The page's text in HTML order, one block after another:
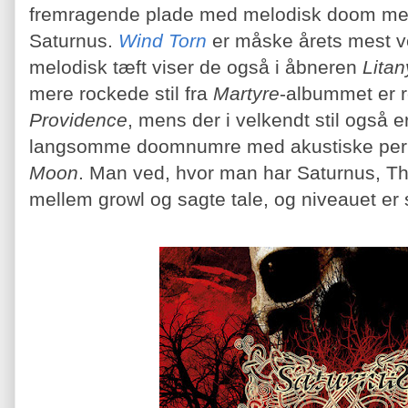
fremragende plade med melodisk doom
Saturnus. Wind Torn er måske årets mest
melodisk tæft viser de også i åbneren
mere rockede stil fra Martyre-albummet er
Providence, mens der i velkendt stil også
langsomme doomnumre med akustiske
Moon. Man ved, hvor man har Saturnus,
mellem growl og sagte tale, og niveauet er